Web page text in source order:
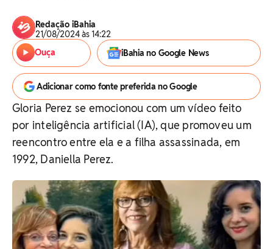
Redação iBahia
21/08/2024 às 14:22
Ouça
iBahia no Google News
Adicionar como fonte preferida no Google
Gloria Perez se emocionou com um vídeo feito
por inteligência artificial (IA), que promoveu um
reencontro entre ela e a filha assassinada, em
1992, Daniella Perez.